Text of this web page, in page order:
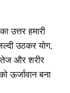
हमारी
उठकर योग,
तेज और शरीर
ऊर्जावान बना